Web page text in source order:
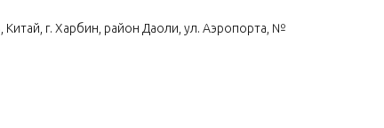
г. Харбин, район Даоли, ул. Аэропорта, №